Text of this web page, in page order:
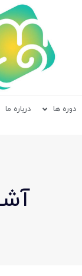
دوره ها درباره ما